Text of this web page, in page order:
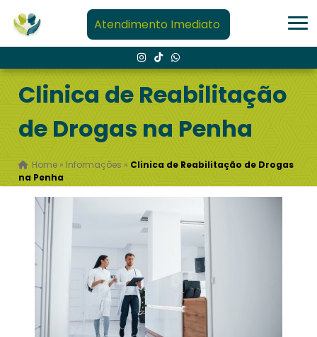
Atendimento Imediato
Clinica de Reabilitação
de Drogas na Penha
Home » Informações » Clinica de Reabilitação de Drogas
na Penha